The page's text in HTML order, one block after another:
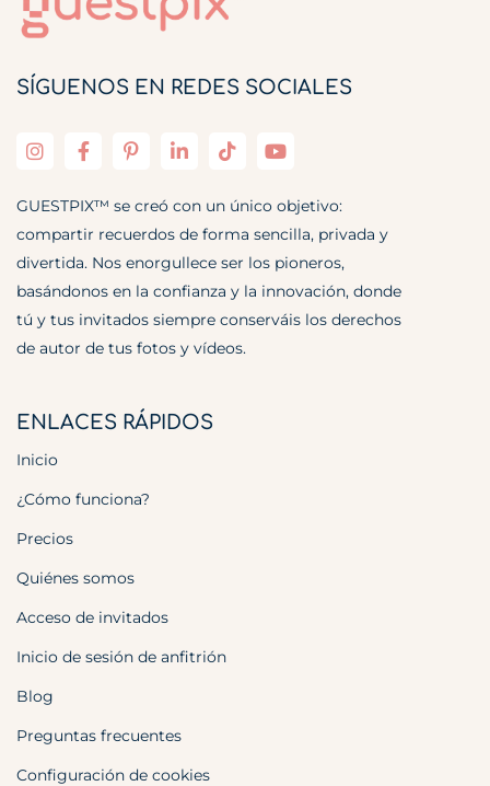
SÍGUENOS EN REDES SOCIALES
GUESTPIX™ se creó con un único objetivo:
compartir recuerdos de forma sencilla, privada y
divertida. Nos enorgullece ser los pioneros,
basándonos en la confianza y la innovación, donde
tú y tus invitados siempre conserváis los derechos
de autor de tus fotos y vídeos.
ENLACES RÁPIDOS
Inicio
¿Cómo funciona?
Precios
Quiénes somos
Acceso de invitados
Inicio de sesión de anfitrión
Blog
Preguntas frecuentes
Configuración de cookies